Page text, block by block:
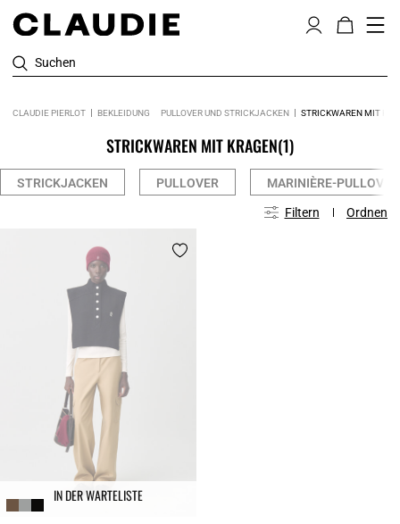
Suchen
CLAUDIE PIERLOT BEKLEIDUNG PULLOVER UND STRICKJACKEN STRICKWAREN MIT
STRICKWAREN MIT KRAGEN(1)
STRICKJACKEN PULLOVER MARINIÈRE-PULLOVER
Filtern Ordnen
IN DER WARTELISTE